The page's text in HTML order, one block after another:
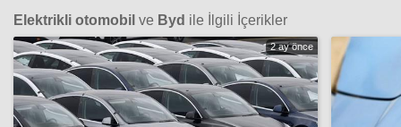
Elektrikli otomobil ve Byd ile İlgili İçerikler
2 ay önce